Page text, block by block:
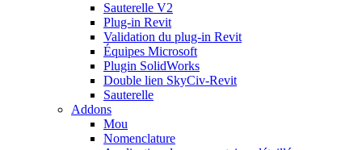
Sauterelle V2
Plug-in Revit
Validation du plug-in Revit
Équipes Microsoft
Plugin SolidWorks
Double lien SkyCiv-Revit
Sauterelle
Addons
Mou
Nomenclature